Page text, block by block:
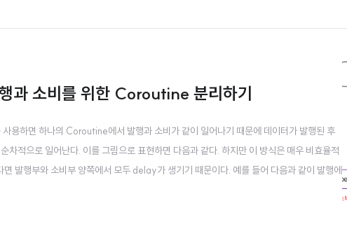
소비를 위한 Coroutine 분리하기
하면 하나의 Coroutine에서 발행과 소비가 같이 일어나기 때문에 데이터가 발행된 후
차적으로 일어난다. 이를 그림으로 표현하면 다음과 같다. 하지만 이 방식은 매우 비효율적
발행부와 소비부 양쪽에서 모두 delay가 생기기 때문이다. 예를 들어 다음과 같이 발행에